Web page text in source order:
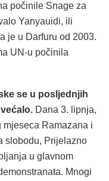
počinile Snage za
Yanyauidi, ili
je u Darfuru od 2003.
UN-u počinila
se u posljednjih
Dana 3. lipnja,
mjeseca Ramazana i
slobodu, Prijelazno
u glavnom
Mnogi